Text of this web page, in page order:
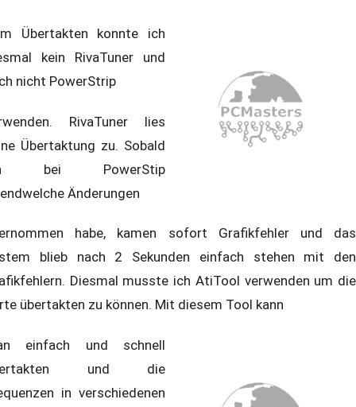
Übertakten konnte ich
kein RivaTuner und
nicht PowerStrip
RivaTuner lies
Übertaktung zu. Sobald
bei PowerStip
Änderungen
habe, kamen sofort Grafikfehler und das
blieb nach 2 Sekunden einfach stehen mit den
Diesmal musste ich AtiTool verwenden um die
übertakten zu können. Mit diesem Tool kann
einfach und schnell
und die
in verschiedenen